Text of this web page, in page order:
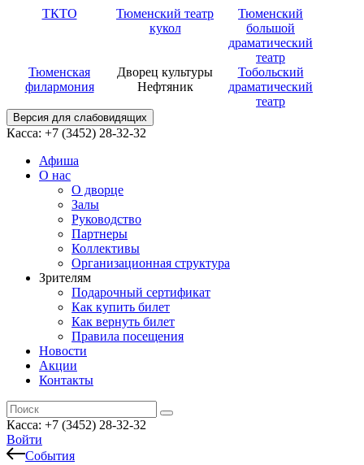
ТКТО
Тюменский театр
кукол
Тюменский
большой
драматический
театр
Тюменская
филармония
Дворец культуры
Нефтяник
Тобольский
драматический
театр
Версия для слабовидящих
Касса: +7 (3452) 28-32-32
Афиша
О нас
О дворце
Залы
Руководство
Партнеры
Коллективы
Организационная структура
Зрителям
Подарочный сертификат
Как купить билет
Как вернуть билет
Правила посещения
Новости
Акции
Контакты
Касса: +7 (3452) 28-32-32
Войти
События